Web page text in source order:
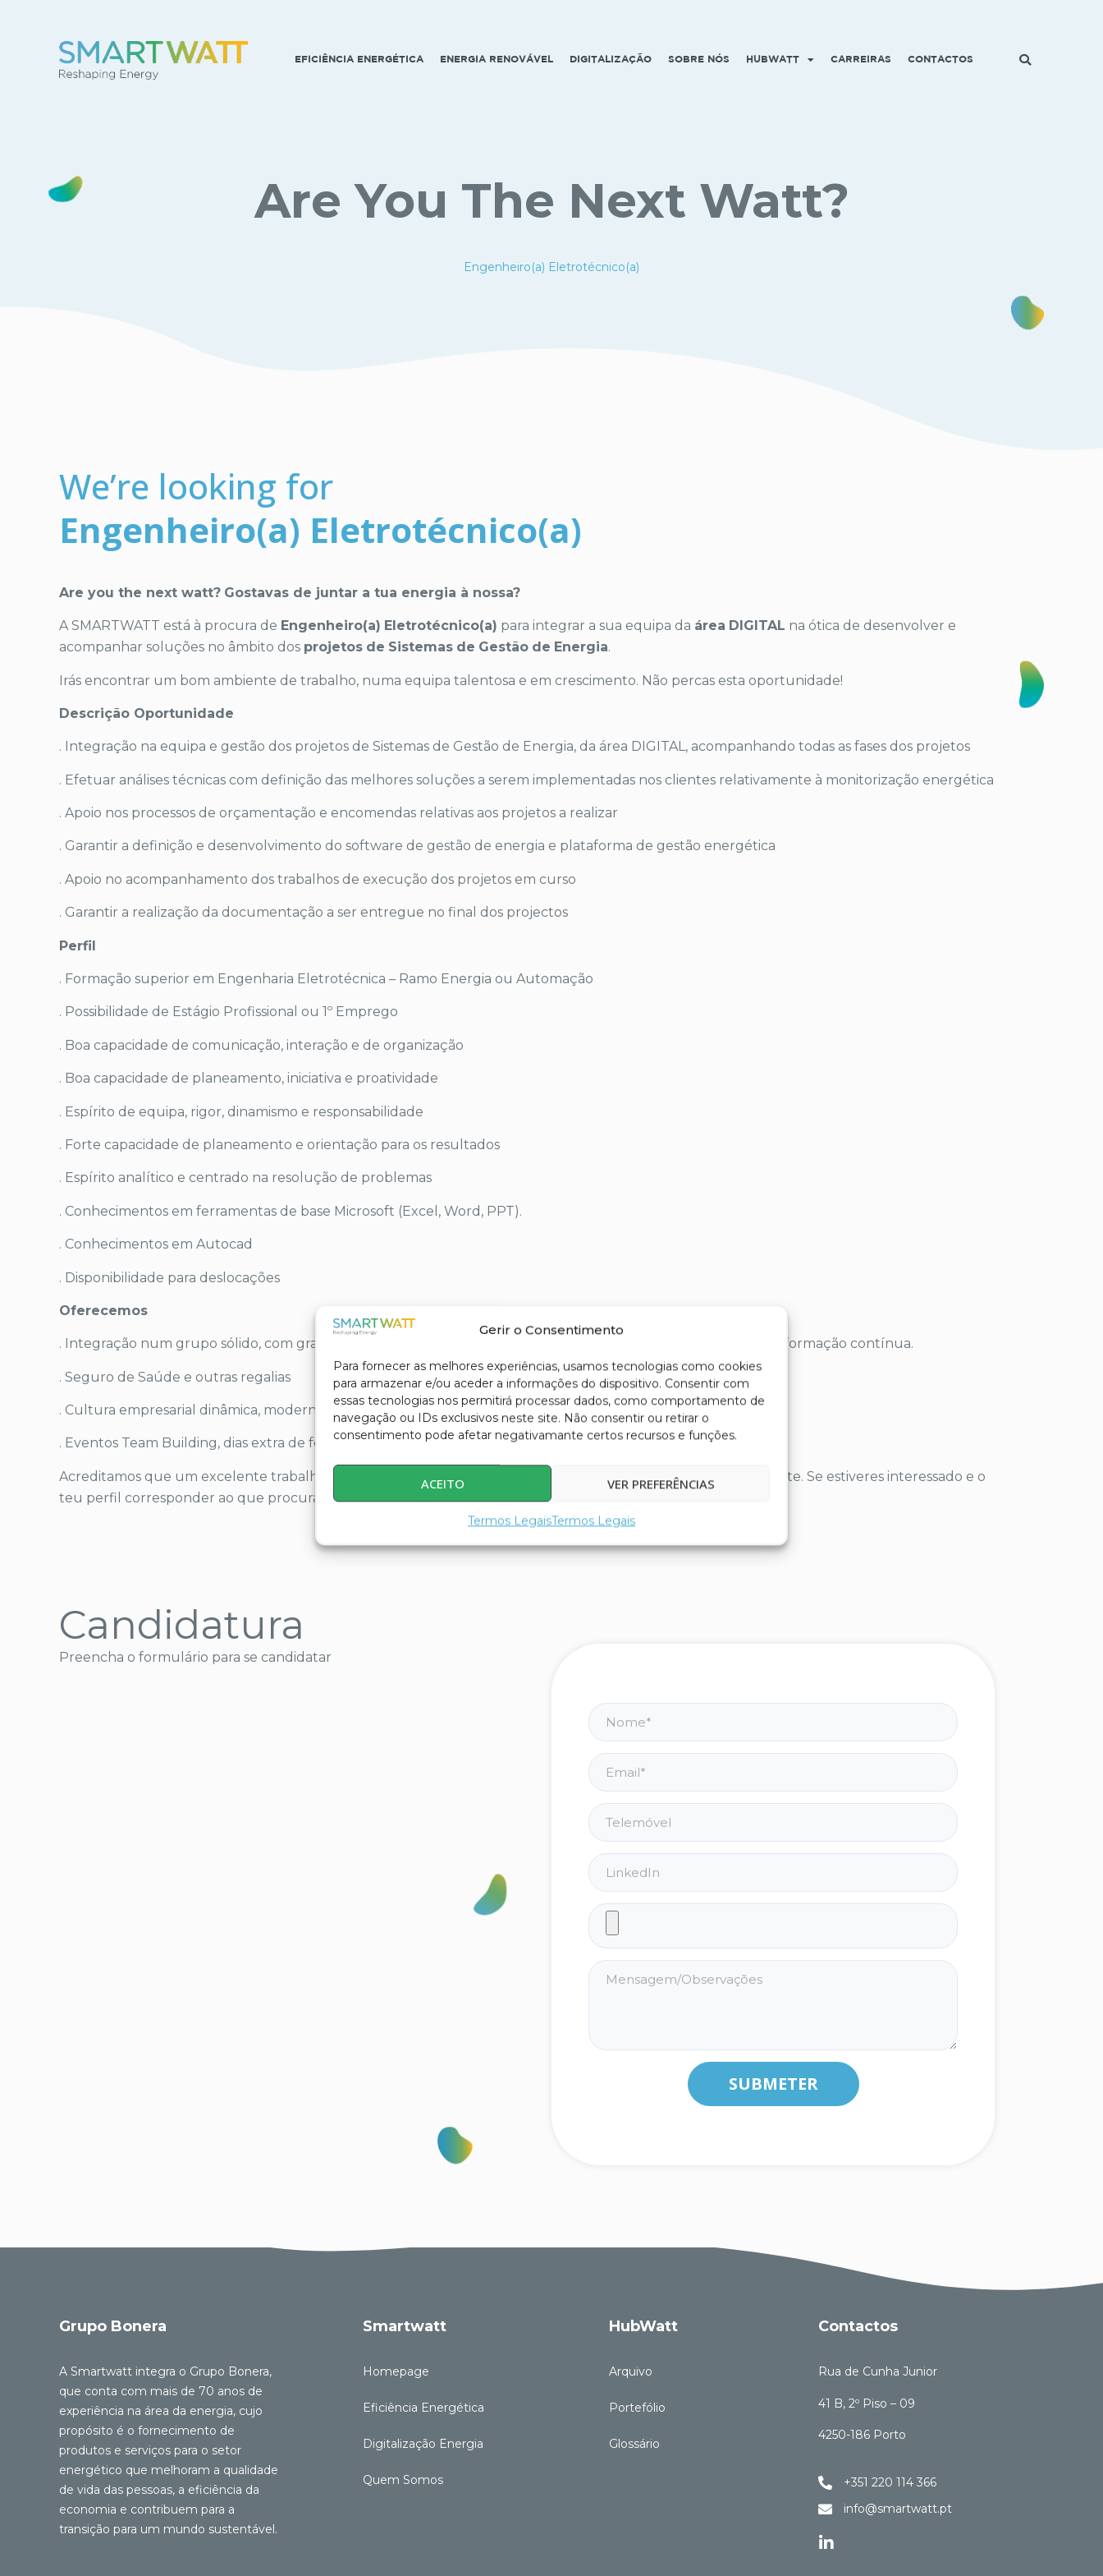
Gerir o Consentimento
Para fornecer as melhores experiências, usamos tecnologias como cookies
para armazenar e/ou aceder a informações do dispositivo. Consentir com
essas tecnologias nos permitirá processar dados, como comportamento de
navegação ou IDs exclusivos neste site. Não consentir ou retirar o
consentimento pode afetar negativamante certos recursos e funções.
ACEITO VER PREFERÊNCIAS
Termos LegaisTermos Legais
EFICIÊNCIA ENERGÉTICA ENERGIA RENOVÁVEL DIGITALIZAÇÃO SOBRE NÓS HUBWATT CARREIRAS CONTACTOS
Are You The Next Watt?
Engenheiro(a) Eletrotécnico(a)
We’re looking for
Engenheiro(a) Eletrotécnico(a)
Are you the next watt? Gostavas de juntar a tua energia à nossa?
A SMARTWATT está à procura de Engenheiro(a) Eletrotécnico(a) para integrar a sua equipa da área DIGITAL na ótica de desenvolver e
acompanhar soluções no âmbito dos projetos de Sistemas de Gestão de Energia.
Irás encontrar um bom ambiente de trabalho, numa equipa talentosa e em crescimento. Não percas esta oportunidade!
Descrição Oportunidade
. Integração na equipa e gestão dos projetos de Sistemas de Gestão de Energia, da área DIGITAL, acompanhando todas as fases dos projetos
. Efetuar análises técnicas com definição das melhores soluções a serem implementadas nos clientes relativamente à monitorização energética
. Apoio nos processos de orçamentação e encomendas relativas aos projetos a realizar
. Garantir a definição e desenvolvimento do software de gestão de energia e plataforma de gestão energética
. Apoio no acompanhamento dos trabalhos de execução dos projetos em curso
. Garantir a realização da documentação a ser entregue no final dos projectos
Perfil
. Formação superior em Engenharia Eletrotécnica – Ramo Energia ou Automação
. Possibilidade de Estágio Profissional ou 1º Emprego
. Boa capacidade de comunicação, interação e de organização
. Boa capacidade de planeamento, iniciativa e proatividade
. Espírito de equipa, rigor, dinamismo e responsabilidade
. Forte capacidade de planeamento e orientação para os resultados
. Espírito analítico e centrado na resolução de problemas
. Conhecimentos em ferramentas de base Microsoft (Excel, Word, PPT).
. Conhecimentos em Autocad
. Disponibilidade para deslocações
Oferecemos
. Integração num grupo sólido, com grande expressão nacional no sector da energia, consistente e apoiada em formação contínua.
. Seguro de Saúde e outras regalias
. Cultura empresarial dinâmica, moderna e com espírito de equipa único
. Eventos Team Building, dias extra de férias, Café grátis e muito mais.
Acreditamos que um excelente trabalho é feito por excelentes pessoas que colaboram num excelente ambiente. Se estiveres interessado e o
teu perfil corresponder ao que procuramos, não percas esta oportunidade e candidata-te!
Candidatura
Preencha o formulário para se candidatar
SUBMETER
Grupo Bonera
A Smartwatt integra o Grupo Bonera,
que conta com mais de 70 anos de
experiência na área da energia, cujo
propósito é o fornecimento de
produtos e serviços para o setor
energético que melhoram a qualidade
de vida das pessoas, a eficiência da
economia e contribuem para a
transição para um mundo sustentável.
Smartwatt
Homepage
Eficiência Energética
Digitalização Energia
Quem Somos
HubWatt
Arquivo
Portefólio
Glossário
Contactos
Rua de Cunha Junior
41 B, 2º Piso – 09
4250-186 Porto
+351 220 114 366
info@smartwatt.pt